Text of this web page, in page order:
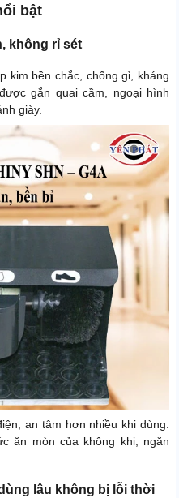
bật
không rỉ sét
kim bền chắc, chống gỉ, kháng
gắn quai cầm, ngoại hình
giày.
an tâm hơn nhiều khi dùng.
ăn mòn của không khi, ngăn
lâu không bị lỗi thời